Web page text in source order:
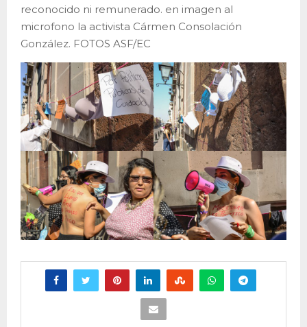
reconocido ni remunerado. en imagen al
microfono la activista Cármen Consolación
González. FOTOS ASF/EC